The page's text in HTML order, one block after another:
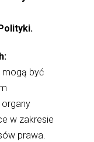
mogą być
w zakresie
prawa.